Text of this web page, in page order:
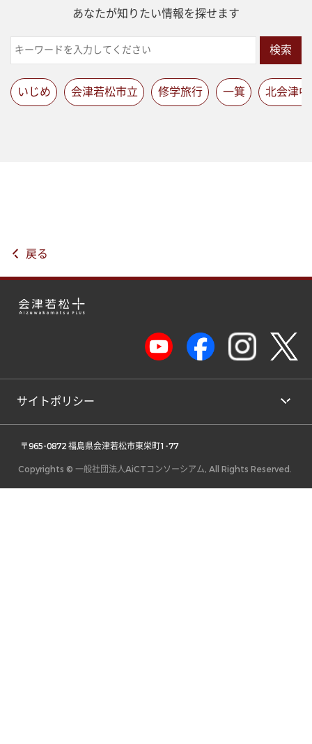
あなたが知りたい情報を探せます
検索
いじめ 会津若松市立 修学旅行 一箕 北会津中
戻る
サイトポリシー
〒965-0872 福島県会津若松市東栄町1-77
Copyrights © 一般社団法人AiCTコンソーシアム, All Rights Reserved.